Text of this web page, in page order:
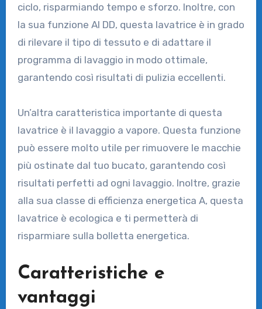
ciclo, risparmiando tempo e sforzo. Inoltre, con
la sua funzione AI DD, questa lavatrice è in grado
di rilevare il tipo di tessuto e di adattare il
programma di lavaggio in modo ottimale,
garantendo così risultati di pulizia eccellenti.
Un’altra caratteristica importante di questa
lavatrice è il lavaggio a vapore. Questa funzione
può essere molto utile per rimuovere le macchie
più ostinate dal tuo bucato, garantendo così
risultati perfetti ad ogni lavaggio. Inoltre, grazie
alla sua classe di efficienza energetica A, questa
lavatrice è ecologica e ti permetterà di
risparmiare sulla bolletta energetica.
Caratteristiche e
vantaggi